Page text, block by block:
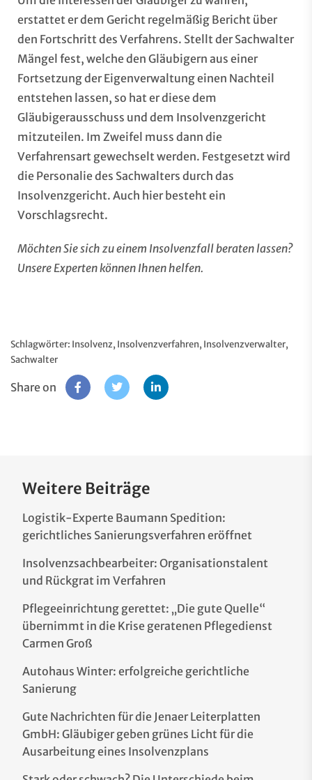
erstattet er dem Gericht regelmäßig Bericht über
den Fortschritt des Verfahrens. Stellt der Sachwalter
Mängel fest, welche den Gläubigern aus einer
Fortsetzung der Eigenverwaltung einen Nachteil
entstehen lassen, so hat er diese dem
Gläubigerausschuss und dem Insolvenzgericht
mitzuteilen. Im Zweifel muss dann die
Verfahrensart gewechselt werden. Festgesetzt wird
die Personalie des Sachwalters durch das
Insolvenzgericht. Auch hier besteht ein
Vorschlagsrecht.
Möchten Sie sich zu einem Insolvenzfall beraten lassen?
Unsere Expertenkönnen Ihnen helfen.
Schlagwörter: Insolvenz, Insolvenzverfahren, Insolvenzverwalter,
Sachwalter
Share on
Weitere Beiträge
Logistik-Experte Baumann Spedition:
gerichtliches Sanierungsverfahren eröffnet
Insolvenzsachbearbeiter: Organisationstalent
und Rückgrat im Verfahren
Pflegeeinrichtung gerettet: „Die gute Quelle“
übernimmt in die Krise geratenen Pflegedienst
Carmen Groß
Autohaus Winter: erfolgreiche gerichtliche
Sanierung
Gute Nachrichten für die Jenaer Leiterplatten
GmbH: Gläubiger geben grünes Licht für die
Ausarbeitung eines Insolvenzplans